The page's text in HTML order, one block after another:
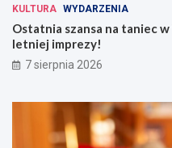
KULTURA WYDARZENIA
Ostatnia szansa na taniec
letniej imprezy!
7 sierpnia 2026